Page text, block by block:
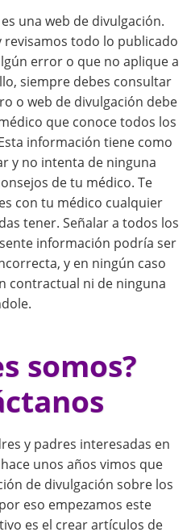
una web de divulgación.
todo lo publicado
error o que no aplique a
siempre debes consultar
o web de divulgación debe
que conoce todos los
información tiene como
y no intenta de ninguna
de tu médico. Te
con tu médico cualquier
tener. Señalar a todos los
información podría ser
y en ningún caso
contractual ni de ninguna
somos?
y padres interesadas en
unos años vimos que
de divulgación sobre los
eso empezamos este
es el crear artículos de